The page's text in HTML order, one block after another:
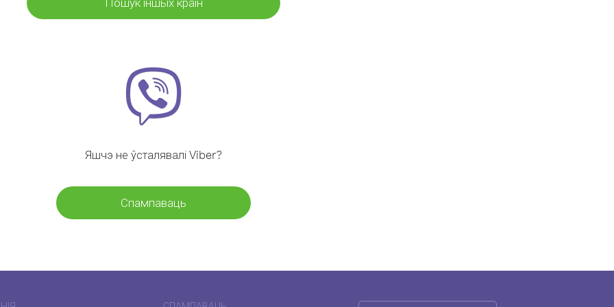
Яшчэ не ўсталявалі Viber?
Спампаваць